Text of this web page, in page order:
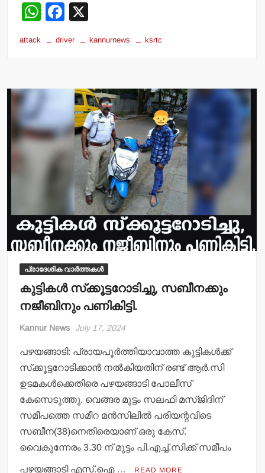
W
at
A
p
p
F
c
b
o
o
k
attack driver kannurnews ksrtc
പ്രാദേശിക വാർത്തകൾ
കുട്ടികള്‍ സ്‌ക്കൂട്ടറോടിച്ചു, സബീനക്കും
നജീബിനും പണികിട്ടി.
Kannur News July 17, 2024
പഴയങ്ങാടി: പ്രായപൂര്‍ത്തിയാവാത്ത കുട്ടികള്‍ക്ക്
സ്‌ക്കൂട്ടറോടിക്കാന്‍ നല്‍കിയതിന് രണ്ട് ആര്‍.സി
ഉടമകള്‍ക്കെതിരെ പഴയങ്ങാടി പോലീസ്
കേസെടുത്തു. വെങ്ങര മുട്ടം സലഫി മസ്ജിദിന്
സമീപത്തെ സമീറ മന്‍സിലില്‍ പരിയന്റവിടെ
സബീന(38)നെതിരെയാണ് ഒരു കേസ്.
വൈകുന്നേരം 3.30 ന് മുട്ടം പി.എച്ച്.സിക്ക് സമീപം
പഴയങ്ങാടി എസ്.ഐ … READ MORE